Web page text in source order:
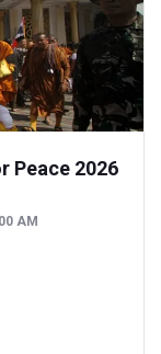
Peace 2026
AM